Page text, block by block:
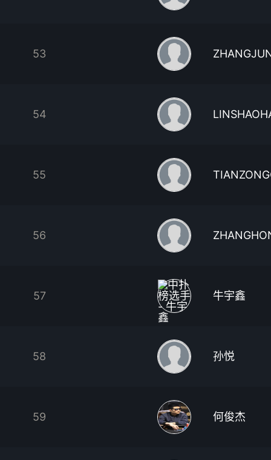
53
54
55
56
57 牛宇鑫
58 孙悦
59 何俊杰